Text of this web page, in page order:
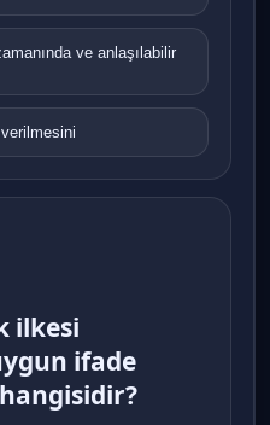
ve anlaşılabilir
ilkesi
ifade